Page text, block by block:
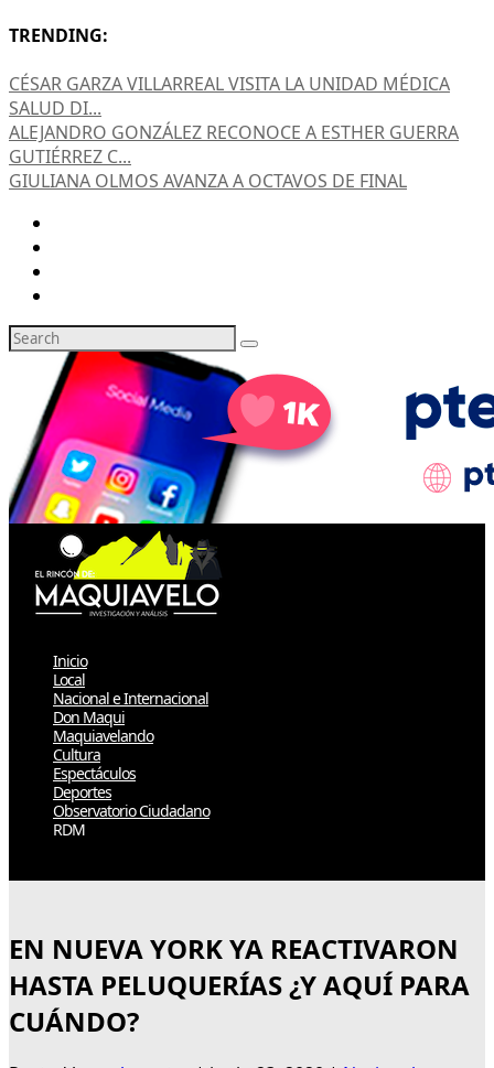
TRENDING:
CÉSAR GARZA VILLARREAL VISITA LA UNIDAD MÉDICA
SALUD DI...
ALEJANDRO GONZÁLEZ RECONOCE A ESTHER GUERRA
GUTIÉRREZ C...
GIULIANA OLMOS AVANZA A OCTAVOS DE FINAL
Inicio
Local
Nacional e Internacional
Don Maqui
Maquiavelando
Cultura
Espectáculos
Deportes
Observatorio Ciudadano
RDM
EN NUEVA YORK YA REACTIVARON
HASTA PELUQUERÍAS ¿Y AQUÍ PARA
CUÁNDO?